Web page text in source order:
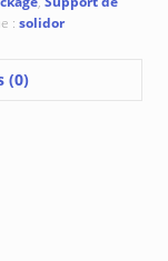
: solidor
(0)